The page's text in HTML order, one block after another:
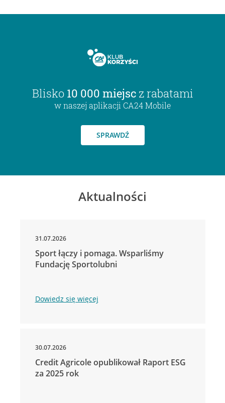
Blisko 10 000 miejsc z rabatami
w naszej aplikacji CA24 Mobile
SPRAWDŹ
Aktualności
31.07.2026
Sport łączy i pomaga. Wsparliśmy
Fundację Sportolubni
Dowiedz się więcej
30.07.2026
Credit Agricole opublikował Raport ESG
za 2025 rok